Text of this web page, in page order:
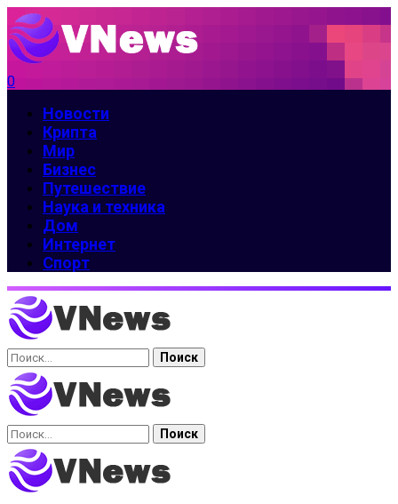
0
Новости
Крипта
Мир
Бизнес
Путешествие
Наука и техника
Дом
Интернет
Спорт
Найти:
Найти: